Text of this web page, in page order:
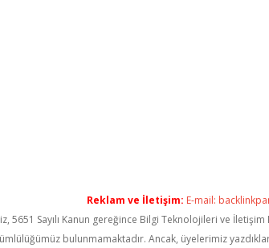
Reklam ve İletişim: E-mail:
5651 Sayılı Kanun gereğince Bilgi Teknolojileri ve
bulunmamaktadır. Ancak, üyelerimiz